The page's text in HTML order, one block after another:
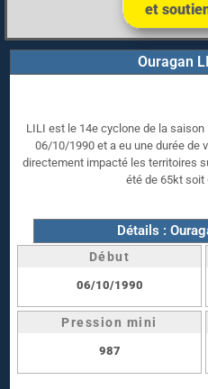
et
Ouragan
LILI est le 14e cyclone de la
06/10/1990 et a eu une durée de
directement impacté les territoires
été de 65kt soit
Détails :
Début
06/10/1990
Pression mini
987